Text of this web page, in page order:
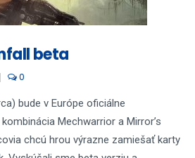
beta
0
bude v Európe oficiálne
Mechwarrior a Mirror’s
chcú hrou výrazne zamiešať karty